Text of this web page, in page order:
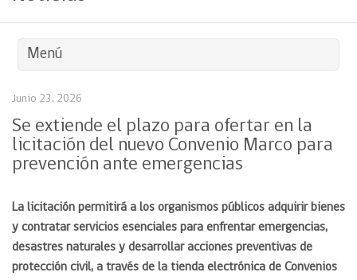
Menú
Junio 23, 2026
Se extiende el plazo para ofertar en la
licitación del nuevo Convenio Marco para
prevención ante emergencias
La licitación permitirá a los organismos públicos adquirir bienes
y contratar servicios esenciales para enfrentar emergencias,
desastres naturales y desarrollar acciones preventivas de
protección civil, a través de la tienda electrónica de Convenios